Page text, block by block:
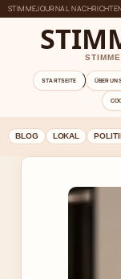
STIMMEJOURNAL
STARTSEITE ÜBER
BLOG LOKAL